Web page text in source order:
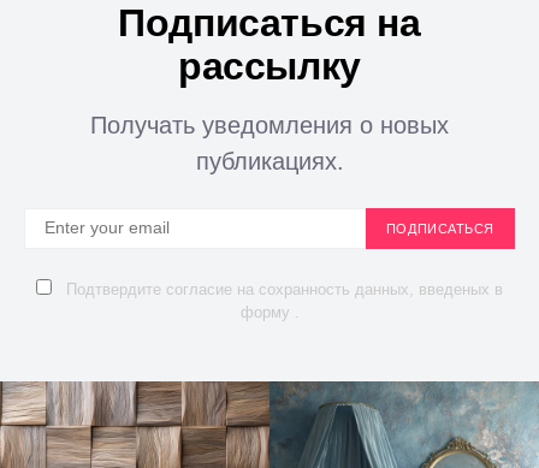
Подписаться на
рассылку
Получать уведомления о новых
публикациях.
ПОДПИСАТЬСЯ
Подтвердите согласие на сохранность данных, введеных в
форму .